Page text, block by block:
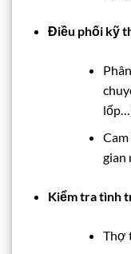
Điều phối kỹ
gian
Kiểm tra tình
Thợ